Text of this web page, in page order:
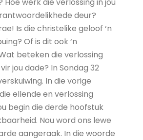
deur?
Is die christelike geloof ‘n
Of is dit ook ‘n
beteken die verlossing
jou dade? In Sondag 32
In die vorige
ellende en verlossing
begin die derde hoofstuk
Nou word ons lewe
aangeraak. In die woorde